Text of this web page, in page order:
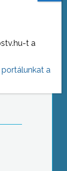
t a
portálunkat a